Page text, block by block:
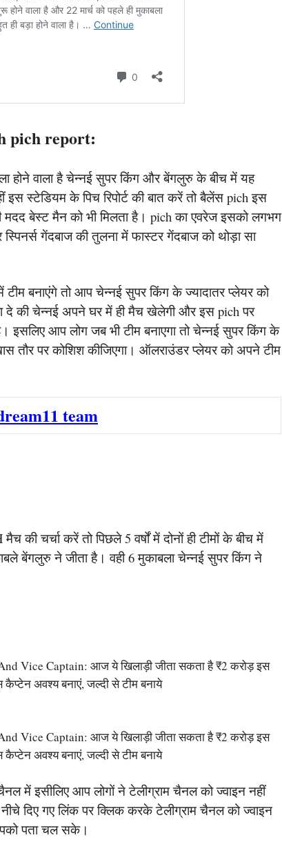
pich report:
होने वाला है चेन्नई सुपर किंग और बेंगलुरु के बीच में यह
स्टेडियम के पिच रिपोर्ट की बात करें तो बैलेंस pich इस
मदद बेस्ट मैन को भी मिलता है। pich का एवरेज इसको लगभग
गेंदबाज की तुलना में फास्टर गेंदबाज को थोड़ा सा
बनाएंगे तो आप चेन्नई सुपर किंग के ज्यादातर प्लेयर को
की चेन्नई अपने घर में ही मैच खेलेगी और इस pich पर
इसलिए आप लोग जब भी टीम बनाएगा तो चेन्नई सुपर किंग के
तौर पर कोशिश कीजिएगा। ऑलराउंडर प्लेयर को अपने टीम
team
चर्चा करें तो पिछले 5 वर्षों में दोनों ही टीमों के बीच में
बेंगलुरु ने जीता है। वही 6 मुकाबला चेन्नई सुपर किंग ने
Vice Captain: आज ये खिलाड़ी जीता सकता है ₹2 करोड़ इस
कैप्टेन अवश्य बनाएं, जल्दी से टीम बनाये
Vice Captain: आज ये खिलाड़ी जीता सकता है ₹2 करोड़ इस
कैप्टेन अवश्य बनाएं, जल्दी से टीम बनाये
में इसीलिए आप लोगों ने टेलीग्राम चैनल को ज्वाइन नहीं
दिए गए लिंक पर क्लिक करके टेलीग्राम चैनल को ज्वाइन
पता चल सके।